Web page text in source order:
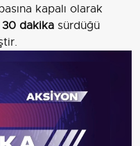
kapalı olarak
30 dakika sürdüğü